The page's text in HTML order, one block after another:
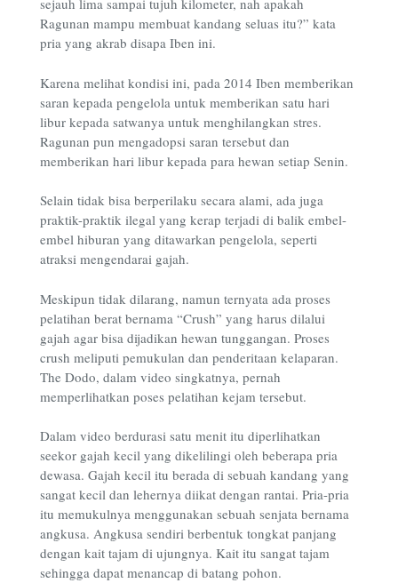
sejauh lima sampai tujuh kilometer, nah apakah
Ragunan mampu membuat kandang seluas itu?” kata
pria yang akrab disapa Iben ini.
Karena melihat kondisi ini, pada 2014 Iben memberikan
saran kepada pengelola untuk memberikan satu hari
libur kepada satwanya untuk menghilangkan stres.
Ragunan pun mengadopsi saran tersebut dan
memberikan hari libur kepada para hewan setiap Senin.
Selain tidak bisa berperilaku secara alami, ada juga
praktik-praktik ilegal yang kerap terjadi di balik embel-
embel hiburan yang ditawarkan pengelola, seperti
atraksi mengendarai gajah.
Meskipun tidak dilarang, namun ternyata ada proses
pelatihan berat bernama “Crush” yang harus dilalui
gajah agar bisa dijadikan hewan tunggangan. Proses
crush meliputi pemukulan dan penderitaan kelaparan.
The Dodo, dalam video singkatnya, pernah
memperlihatkan poses pelatihan kejam tersebut.
Dalam video berdurasi satu menit itu diperlihatkan
seekor gajah kecil yang dikelilingi oleh beberapa pria
dewasa. Gajah kecil itu berada di sebuah kandang yang
sangat kecil dan lehernya diikat dengan rantai. Pria-pria
itu memukulnya menggunakan sebuah senjata bernama
angkusa. Angkusa sendiri berbentuk tongkat panjang
dengan kait tajam di ujungnya. Kait itu sangat tajam
sehingga dapat menancap di batang pohon.